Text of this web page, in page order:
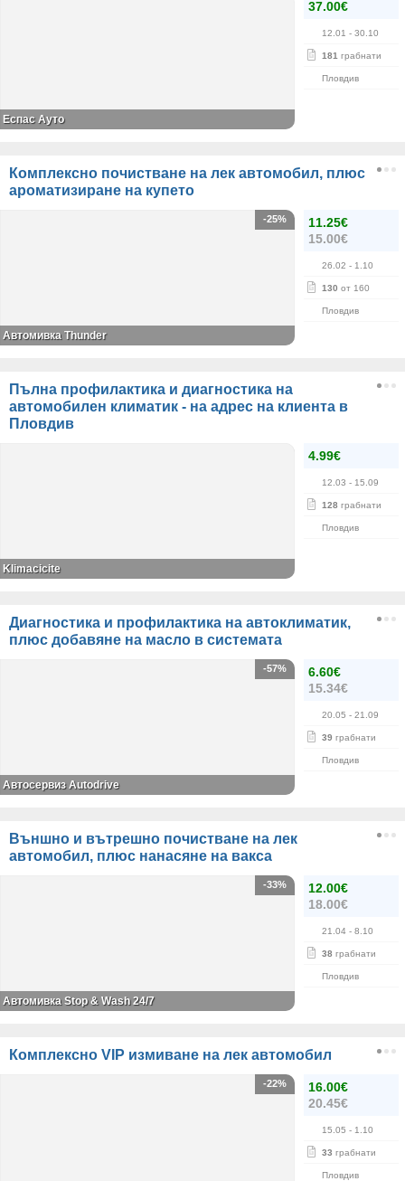
37.00€
12.01 - 30.10
181 грабнати
Пловдив
Еспас Ауто
Комплексно почистване на лек автомобил, плюс
ароматизиране на купето
11.25€
15.00€
26.02 - 1.10
130 от 160
Пловдив
-25%
Автомивка Thunder
Пълна профилактика и диагностика на
автомобилен климатик - на адрес на клиента в
Пловдив
4.99€
12.03 - 15.09
128 грабнати
Пловдив
Klimacicite
Диагностика и профилактика на автоклиматик,
плюс добавяне на масло в системата
6.60€
15.34€
20.05 - 21.09
39 грабнати
Пловдив
-57%
Автосервиз Autodrive
Външно и вътрешно почистване на лек
автомобил, плюс нанасяне на вакса
12.00€
18.00€
21.04 - 8.10
38 грабнати
Пловдив
-33%
Автомивка Stop & Wash 24/7
Комплексно VIP измиване на лек автомобил
16.00€
20.45€
15.05 - 1.10
33 грабнати
Пловдив
-22%